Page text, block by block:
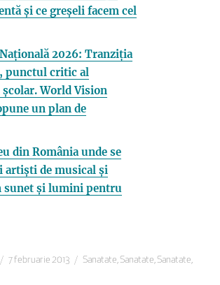
și ce greșeli facem cel
2026: Tranziția
punctul critic al
World Vision
un plan de
din România unde se
artiști de musical și
sunet și lumini pentru
Publicat
7 februarie 2013 Categorii
Sanatate Sanatate Sanatate